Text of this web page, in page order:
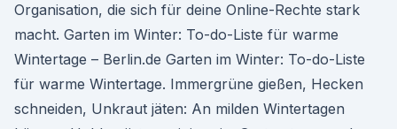
Organisation, die sich für deine Online-Rechte stark
macht. Garten im Winter: To-do-Liste für warme
Wintertage – Berlin.de Garten im Winter: To-do-Liste
für warme Wintertage. Immergrüne gießen, Hecken
schneiden, Unkraut jäten: An milden Wintertagen